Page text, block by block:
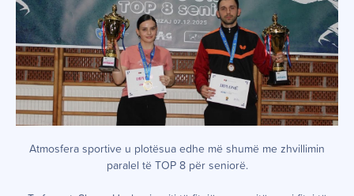
Atmosfera sportive u plotësua edhe më shumë me zhvillimin
paralel të TOP 8 për seniorë.